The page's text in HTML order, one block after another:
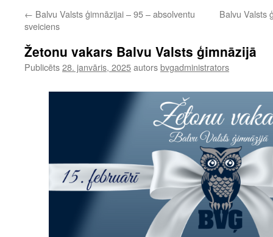
← Balvu Valsts ģimnāzijai – 95 – absolventu
sveiciens
Balvu Valsts
Žetonu vakars Balvu Valsts ģimnāzijā
Publicēts28. janvāris, 2025autorsbvgadministrators